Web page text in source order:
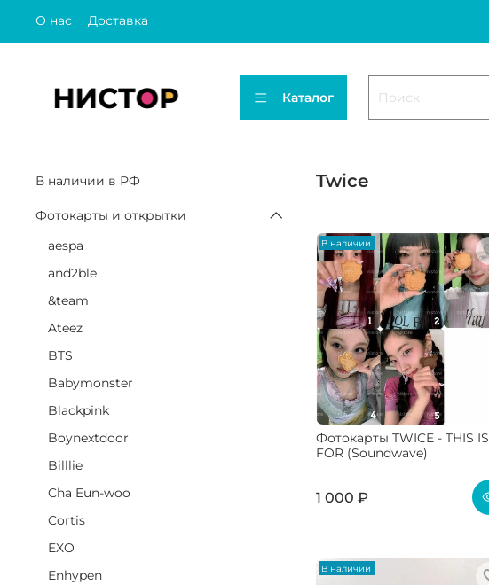
О нас Доставка
Каталог
Twice
В наличии
Фотокарты TWICE - THIS IS
FOR (Soundwave)
1 000 ₽
В наличии
В наличии в РФ
Фотокарты и открытки
aespa
and2ble
&team
Ateez
BTS
Babymonster
Blackpink
Boynextdoor
Billlie
Cha Eun-woo
Cortis
EXO
Enhypen